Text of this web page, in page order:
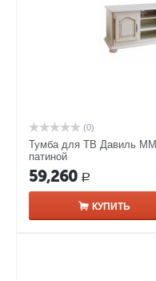
(0)
Тумба для ТВ Давиль
патиной
59,260 Р
КУПИТЬ